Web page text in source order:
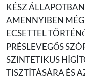
KÉSZ
AMENNYIBEN
ECSETTEL
PRÉSLEVEGŐS
SZINTETIKUS
TISZTÍTÁSÁRA ÉS